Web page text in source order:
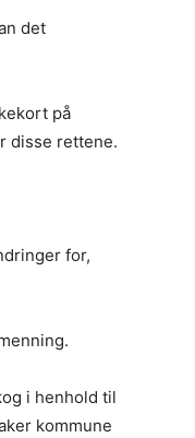
det
på
disse rettene.
for,
i henhold til
kommune